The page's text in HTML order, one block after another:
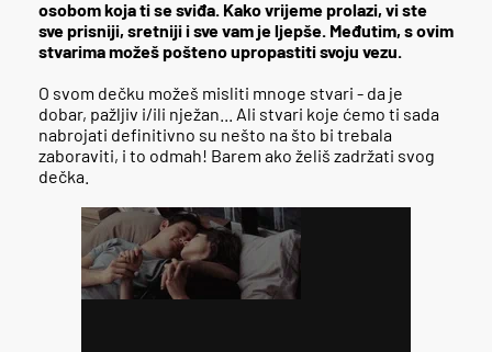
osobom koja ti se sviđa. Kako vrijeme prolazi, vi ste
sve prisniji, sretniji i sve vam je ljepše. Međutim, s ovim
stvarima možeš pošteno upropastiti svoju vezu.
O svom dečku možeš misliti mnoge stvari - da je
dobar, pažljiv i/ili nježan... Ali stvari koje ćemo ti sada
nabrojati definitivno su nešto na što bi trebala
zaboraviti, i to odmah! Barem ako želiš zadržati svog
dečka.